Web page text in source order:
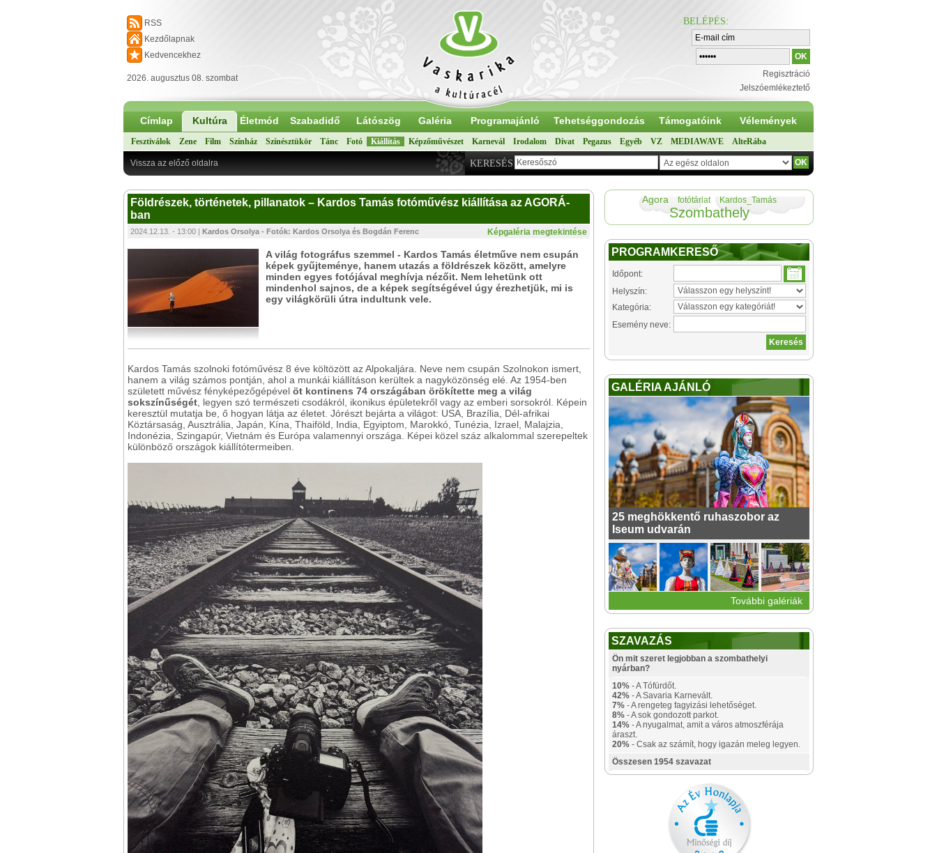
RSS
Kezdőlapnak
Kedvencekhez
2026. augusztus 08. szombat
BELÉPÉS:
Regisztráció
Jelszóemlékeztető
Címlap Kultúra Életmód Szabadidő Látószög Galéria Programajánló Tehetséggondozás Támogatóink Vélemények
Fesztiválok Zene Film Színház Színésztükör Tánc Fotó Kiállítás Képzőművészet Karnevál Irodalom Divat Pegazus Egyéb VZ MEDIAWAVE AlteRába
KERESÉS
Vissza az előző oldalra
Földrészek, történetek, pillanatok – Kardos Tamás fotóművész kiállítása az AGORÁ-
ban
Képgaléria megtekintése
2024.12.13. - 13:00 | Kardos Orsolya - Fotók: Kardos Orsolya és Bogdán Ferenc
A világ fotográfus szemmel - Kardos Tamás életműve nem csupán
képek gyűjteménye, hanem utazás a földrészek között, amelyre
minden egyes fotójával meghívja nézőit. Nem lehetünk ott
mindenhol sajnos, de a képek segítségével úgy érezhetjük, mi is
egy világkörüli útra indultunk vele.
Kardos Tamás szolnoki fotóművész 8 éve költözött az Alpokaljára. Neve nem csupán Szolnokon ismert,
hanem a világ számos pontján, ahol a munkái kiállításon kerültek a nagyközönség elé. Az 1954-ben
született művész fényképezőgépével öt kontinens 74 országában örökítette meg a világ
sokszínűségét , legyen szó természeti csodákról, ikonikus épületekről vagy az emberi sorsokról. Képein
keresztül mutatja be, ő hogyan látja az életet. Jórészt bejárta a világot: USA, Brazília, Dél-afrikai
Köztársaság, Ausztrália, Japán, Kína, Thaiföld, India, Egyiptom, Marokkó, Tunézia, Izrael, Malajzia,
Indonézia, Szingapúr, Vietnám és Európa valamennyi országa. Képei közel száz alkalommal szerepeltek
különböző országok kiállítótermeiben.
Agora fotótárlat Kardos_Tamás
Szombathely
PROGRAMKERESŐ
Időpont:
Helyszín:
Kategória:
Esemény neve:
GALÉRIA AJÁNLÓ
25 meghökkentő ruhaszobor az
Iseum udvarán
További galériák
SZAVAZÁS
Ön mit szeret legjobban a szombathelyi
nyárban?
10% - A Tófürdőt.
42% - A Savaria Karnevált.
7% - A rengeteg fagyizási lehetőséget.
8% - A sok gondozott parkot.
14% - A nyugalmat, amit a város atmoszférája
áraszt.
20% - Csak az számít, hogy igazán meleg legyen.
Összesen 1954 szavazat